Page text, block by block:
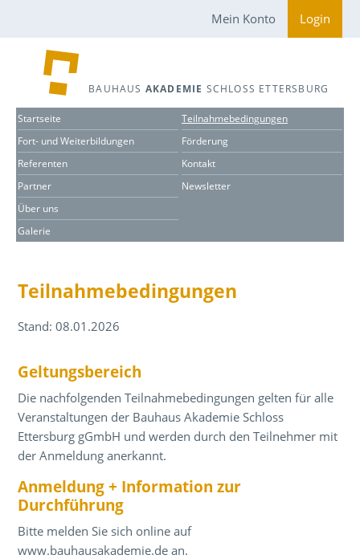
Mein Konto Login
BAUHAUS AKADEMIE SCHLOSS ETTERSBURG
Startseite
Fort- und Weiterbildungen
Referenten
Partner
Über uns
Galerie
Teilnahmebedingungen
Förderung
Kontakt
Newsletter
Teilnahmebedingungen
Stand: 08.01.2026
Geltungsbereich
Die nachfolgenden Teilnahmebedingungen gelten für alle
Veranstaltungen der Bauhaus Akademie Schloss
Ettersburg gGmbH und werden durch den Teilnehmer mit
der Anmeldung anerkannt.
Anmeldung + Information zur
Durchführung
Bitte melden Sie sich online auf
www.bauhausakademie.de an.